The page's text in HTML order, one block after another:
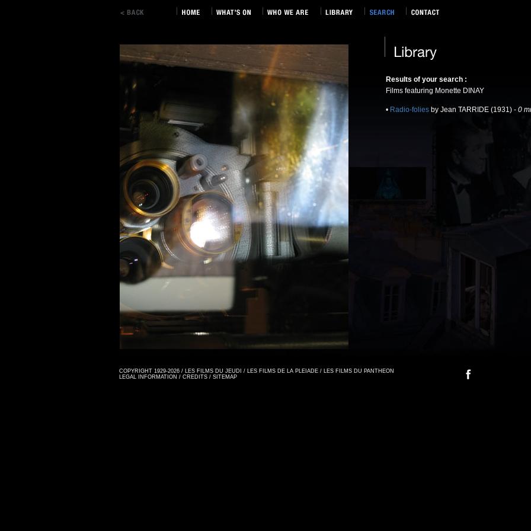
Results of your search :
Films featuring Monette DINAY
• Radio-folies by Jean TARRIDE (1931) - 0
COPYRIGHT 1929-2026 / LES FILMS DU JEUDI / LES FILMS DE LA PLEIADE / LES FILMS DU PANTHEON
LEGAL INFORMATION / CREDITS / SITEMAP